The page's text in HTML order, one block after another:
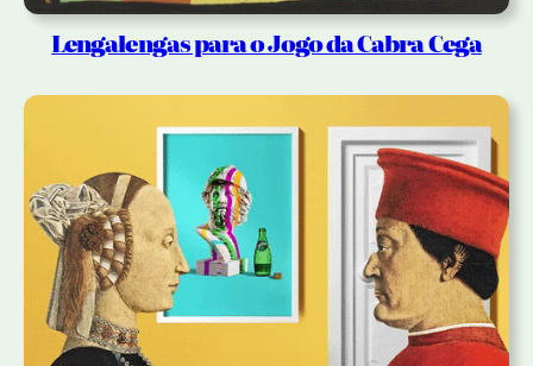
Lengalengas para o Jogo da Cabra Cega